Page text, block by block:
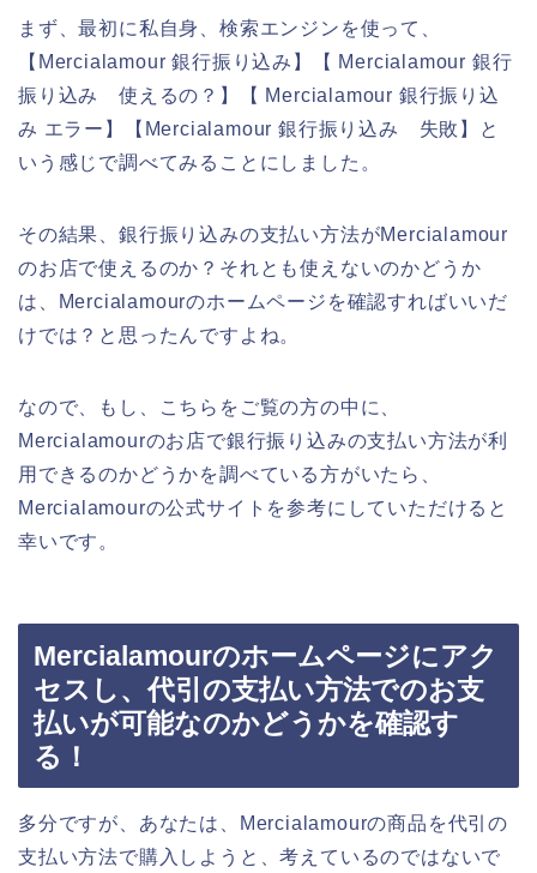
まず、最初に私自身、検索エンジンを使って、
【Mercialamour 銀行振り込み】【 Mercialamour 銀行
振り込み 使えるの？】【 Mercialamour 銀行振り込
み エラー】【Mercialamour 銀行振り込み 失敗】と
いう感じで調べてみることにしました。
その結果、銀行振り込みの支払い方法がMercialamour
のお店で使えるのか？それとも使えないのかどうか
は、Mercialamourのホームページを確認すればいいだ
けでは？と思ったんですよね。
なので、もし、こちらをご覧の方の中に、
Mercialamourのお店で銀行振り込みの支払い方法が利
用できるのかどうかを調べている方がいたら、
Mercialamourの公式サイトを参考にしていただけると
幸いです。
Mercialamourのホームページにアク
セスし、代引の支払い方法でのお支
払いが可能なのかどうかを確認す
る！
多分ですが、あなたは、Mercialamourの商品を代引の
支払い方法で購入しようと、考えているのではないで